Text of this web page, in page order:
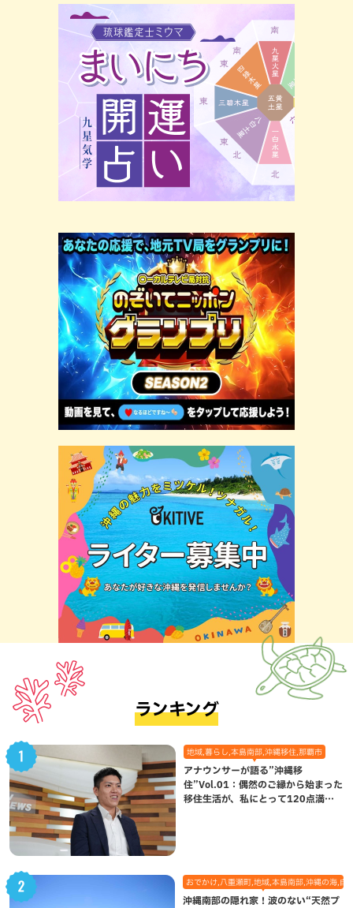
ランキング
地域,暮らし,本島南部,沖縄移住,那覇市
アナウンサーが語る”沖縄移
住”Vol.01：偶然のご縁から始まった
移住生活が、私にとって120点満点
おでかけ,八重瀬町,地域,本島南部,沖縄の海,自
沖縄南部の隠れ家！波のない“天然プ